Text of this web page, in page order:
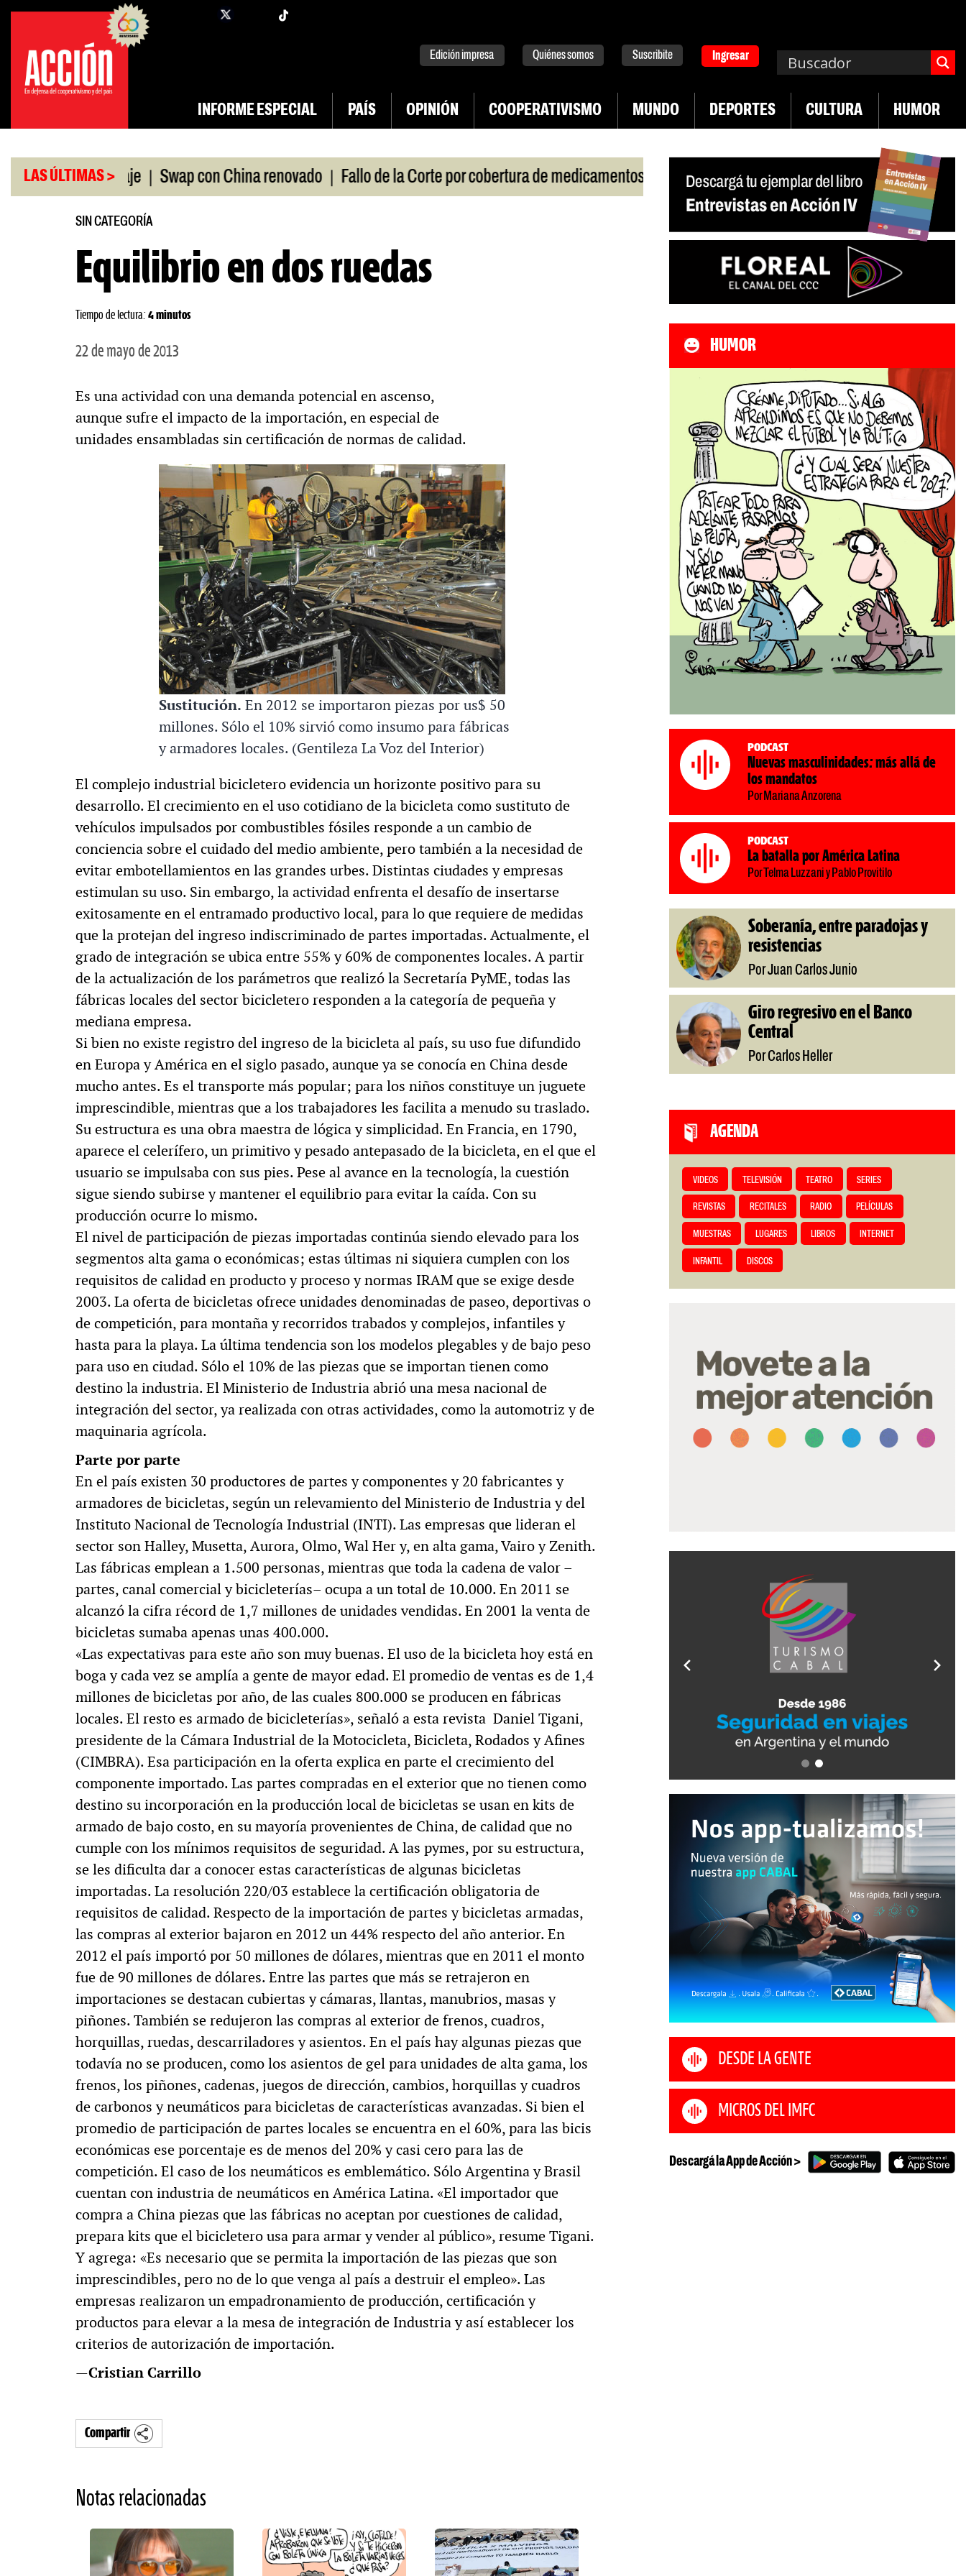
Saltar
contenido
facebook
Edición impresa Quiénes somos Suscribite Ingresar
INFORME ESPECIAL PAÍS OPINIÓN COOPERATIVISMO MUNDO DEPORTES CULTURA HUMOR
LAS ÚLTIMAS >
a peritaje | Swap con China renovado | Fallo de la Corte por cobertura de medicamentos | Uruguay frente a crisis diplomática Argentina-Brasil
SIN CATEGORÍA
Equilibrio en dos ruedas
Tiempo de lectura: 4 minutos
22 de mayo de 2013
Es una actividad con una demanda potencial en ascenso,
aunque sufre el impacto de la importación, en especial de
unidades ensambladas sin certificación de normas de calidad.
Sustitución. En 2012 se importaron piezas por us$ 50
millones. Sólo el 10% sirvió como insumo para fábricas
y armadores locales. (Gentileza La Voz del Interior)
El complejo industrial bicicletero evidencia un horizonte positivo para su
desarrollo. El crecimiento en el uso cotidiano de la bicicleta como sustituto de
vehículos impulsados por combustibles fósiles responde a un cambio de
conciencia sobre el cuidado del medio ambiente, pero también a la necesidad de
evitar embotellamientos en las grandes urbes. Distintas ciudades y empresas
estimulan su uso. Sin embargo, la actividad enfrenta el desafío de insertarse
exitosamente en el entramado productivo local, para lo que requiere de medidas
que la protejan del ingreso indiscriminado de partes importadas. Actualmente, el
grado de integración se ubica entre 55% y 60% de componentes locales. A partir
de la actualización de los parámetros que realizó la Secretaría PyME, todas las
fábricas locales del sector bicicletero responden a la categoría de pequeña y
mediana empresa.
Si bien no existe registro del ingreso de la bicicleta al país, su uso fue difundido
en Europa y América en el siglo pasado, aunque ya se conocía en China desde
mucho antes. Es el transporte más popular; para los niños constituye un juguete
imprescindible, mientras que a los trabajadores les facilita a menudo su traslado.
Su estructura es una obra maestra de lógica y simplicidad. En Francia, en 1790,
aparece el celerífero, un primitivo y pesado antepasado de la bicicleta, en el que el
usuario se impulsaba con sus pies. Pese al avance en la tecnología, la cuestión
sigue siendo subirse y mantener el equilibrio para evitar la caída. Con su
producción ocurre lo mismo.
El nivel de participación de piezas importadas continúa siendo elevado para los
segmentos alta gama o económicas; estas últimas ni siquiera cumplen con los
requisitos de calidad en producto y proceso y normas IRAM que se exige desde
2003. La oferta de bicicletas ofrece unidades denominadas de paseo, deportivas o
de competición, para montaña y recorridos trabados y complejos, infantiles y
hasta para la playa. La última tendencia son los modelos plegables y de bajo peso
para uso en ciudad. Sólo el 10% de las piezas que se importan tienen como
destino la industria. El Ministerio de Industria abrió una mesa nacional de
integración del sector, ya realizada con otras actividades, como la automotriz y de
maquinaria agrícola.
Parte por parte
En el país existen 30 productores de partes y componentes y 20 fabricantes y
armadores de bicicletas, según un relevamiento del Ministerio de Industria y del
Instituto Nacional de Tecnología Industrial (INTI). Las empresas que lideran el
sector son Halley, Musetta, Aurora, Olmo, Wal Her y, en alta gama, Vairo y Zenith.
Las fábricas emplean a 1.500 personas, mientras que toda la cadena de valor –
partes, canal comercial y bicicleterías– ocupa a un total de 10.000. En 2011 se
alcanzó la cifra récord de 1,7 millones de unidades vendidas. En 2001 la venta de
bicicletas sumaba apenas unas 400.000.
«Las expectativas para este año son muy buenas. El uso de la bicicleta hoy está en
boga y cada vez se amplía a gente de mayor edad. El promedio de ventas es de 1,4
millones de bicicletas por año, de las cuales 800.000 se producen en fábricas
locales. El resto es armado de bicicleterías», señaló a esta revista Daniel Tigani,
presidente de la Cámara Industrial de la Motocicleta, Bicicleta, Rodados y Afines
(CIMBRA). Esa participación en la oferta explica en parte el crecimiento del
componente importado. Las partes compradas en el exterior que no tienen como
destino su incorporación en la producción local de bicicletas se usan en kits de
armado de bajo costo, en su mayoría provenientes de China, de calidad que no
cumple con los mínimos requisitos de seguridad. A las pymes, por su estructura,
se les dificulta dar a conocer estas características de algunas bicicletas
importadas. La resolución 220/03 establece la certificación obligatoria de
requisitos de calidad. Respecto de la importación de partes y bicicletas armadas,
las compras al exterior bajaron en 2012 un 44% respecto del año anterior. En
2012 el país importó por 50 millones de dólares, mientras que en 2011 el monto
fue de 90 millones de dólares. Entre las partes que más se retrajeron en
importaciones se destacan cubiertas y cámaras, llantas, manubrios, masas y
piñones. También se redujeron las compras al exterior de frenos, cuadros,
horquillas, ruedas, descarriladores y asientos. En el país hay algunas piezas que
todavía no se producen, como los asientos de gel para unidades de alta gama, los
frenos, los piñones, cadenas, juegos de dirección, cambios, horquillas y cuadros
de carbonos y neumáticos para bicicletas de características avanzadas. Si bien el
promedio de participación de partes locales se encuentra en el 60%, para las bicis
económicas ese porcentaje es de menos del 20% y casi cero para las de
competición. El caso de los neumáticos es emblemático. Sólo Argentina y Brasil
cuentan con industria de neumáticos en América Latina. «El importador que
compra a China piezas que las fábricas no aceptan por cuestiones de calidad,
prepara kits que el bicicletero usa para armar y vender al público», resume Tigani.
Y agrega: «Es necesario que se permita la importación de las piezas que son
imprescindibles, pero no de lo que venga al país a destruir el empleo». Las
empresas realizaron un empadronamiento de producción, certificación y
productos para elevar a la mesa de integración de Industria y así establecer los
criterios de autorización de importación.
—Cristian Carrillo
Compartir
Notas relacionadas
HUMOR
Podcast
Nuevas masculinidades: más allá de
los mandatos
Por Mariana Anzorena
Podcast
La batalla por América Latina
Por Telma Luzzani y Pablo Provitilo
Soberanía, entre paradojas y
resistencias
Por Juan Carlos Junio
Giro regresivo en el Banco
Central
Por Carlos Heller
AGENDA
VIDEOS TELEVISIÓN TEATRO SERIES
REVISTAS RECITALES RADIO PELÍCULAS
MUESTRAS LUGARES LIBROS INTERNET
INFANTIL DISCOS
DESDE LA GENTE
MICROS DEL IMFC
Descargá la App de Acción >